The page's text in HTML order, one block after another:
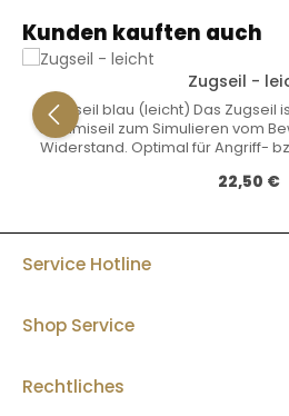
Produktgalerie überspringen
Kunden kauften auch
Zugseil -
Zugseil blau (leicht) Das Zugseil
Gummiseil zum Simulieren vom
Widerstand. Optimal für Angriff-
mit erhöhtem Kraftaufwand
Deuser Zugseil Blau: leichter
Jugendliche/Frauen Deuser
Widerstand - Zugstärke ca. 40 kg - für
Training bestimmter
Widerstand Günstige und
Regulärer
22,50 €
Service Hotline
Shop Service
Rechtliches